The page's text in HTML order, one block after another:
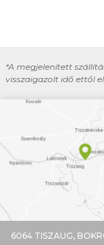
*A megjelenített
visszaigazolt idő ettől
6064 TISZAUG,